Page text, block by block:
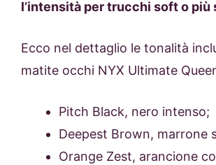
l’intensità per trucchi soft o più
Ecco nel dettaglio le tonalità
matite occhi NYX Ultimate
Pitch Black, nero intenso;
Deepest Brown, marrone
Orange Zest, arancione